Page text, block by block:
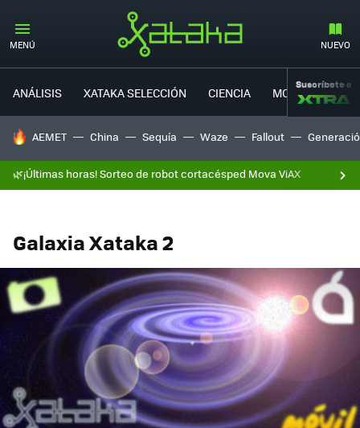
MENÚ NUEVO
ANÁLISIS XATAKA SELECCIÓN CIENCIA MOVILIDAD
Suscríbete a
HOY SE HABLA DE
AEMET China Sequía Waze Fallout
🌿¡Últimas horas! Sorteo de robot cortacésped Mova ViAX
Galaxia Xataka 2